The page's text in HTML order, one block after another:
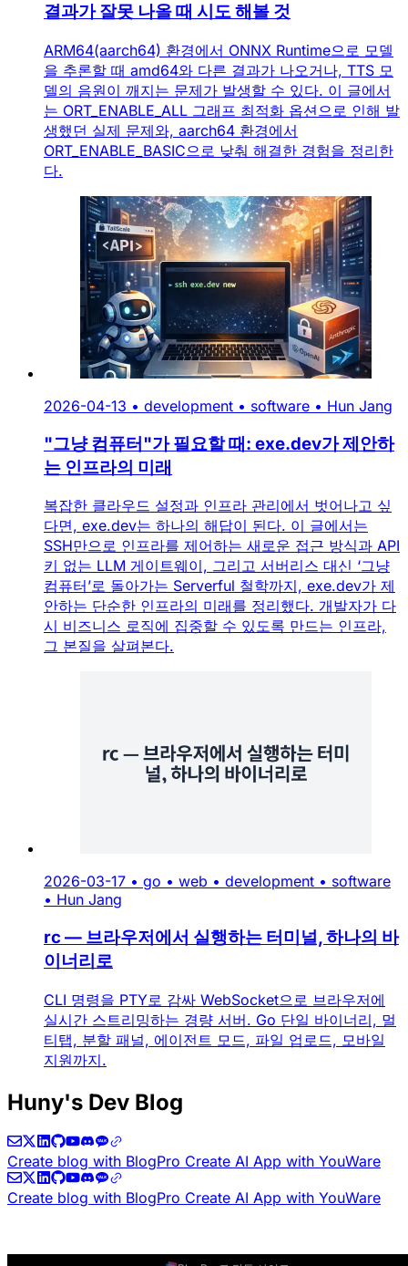
결과가 잘못 나올 때 시도 해볼 것
ARM64(aarch64) 환경에서 ONNX Runtime으로 모델
을 추론할 때 amd64와 다른 결과가 나오거나, TTS 모
델의 음원이 깨지는 문제가 발생할 수 있다. 이 글에서
는 ORT_ENABLE_ALL 그래프 최적화 옵션으로 인해 발
생했던 실제 문제와, aarch64 환경에서
ORT_ENABLE_BASIC으로 낮춰 해결한 경험을 정리한
다.
2026-04-13 • development • software • Hun Jang
"그냥 컴퓨터"가 필요할 때: exe.dev가 제안하
는 인프라의 미래
복잡한 클라우드 설정과 인프라 관리에서 벗어나고 싶
다면, exe.dev는 하나의 해답이 된다. 이 글에서는
SSH만으로 인프라를 제어하는 새로운 접근 방식과 API
키 없는 LLM 게이트웨이, 그리고 서버리스 대신 ‘그냥
컴퓨터’로 돌아가는 Serverful 철학까지, exe.dev가 제
안하는 단순한 인프라의 미래를 정리했다. 개발자가 다
시 비즈니스 로직에 집중할 수 있도록 만드는 인프라,
그 본질을 살펴본다.
2026-03-17 • go • web • development • software
• Hun Jang
rc — 브라우저에서 실행하는 터미널, 하나의 바
이너리로
CLI 명령을 PTY로 감싸 WebSocket으로 브라우저에
실시간 스트리밍하는 경량 서버. Go 단일 바이너리, 멀
티탭, 분할 패널, 에이전트 모드, 파일 업로드, 모바일
지원까지.
Huny's Dev Blog
Create blog with BlogPro Create AI App with YouWare
Create blog with BlogPro Create AI App with YouWare